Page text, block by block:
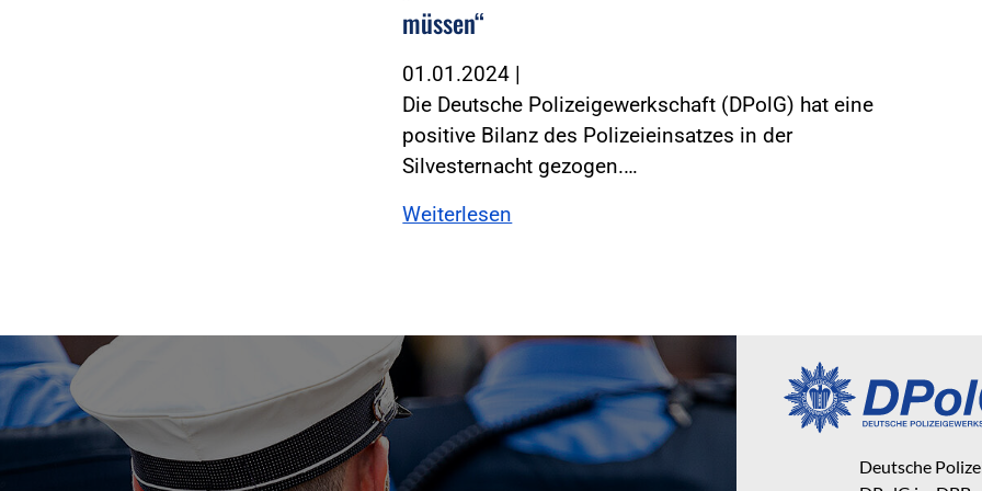
müssen“
01.01.2024 |
Die Deutsche Polizeigewerkschaft (DPolG) hat eine
positive Bilanz des Polizeieinsatzes in der
Silvesternacht gezogen.…
Weiterlesen
Deutsche